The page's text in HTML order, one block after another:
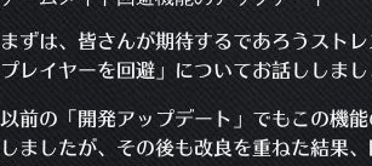
まずは、皆さんが期待するであろうスト
プレイヤーを回避」についてお話ししまし
以前の「開発アップデート」でもこの機
しましたが、その後も改良を重ねた結果